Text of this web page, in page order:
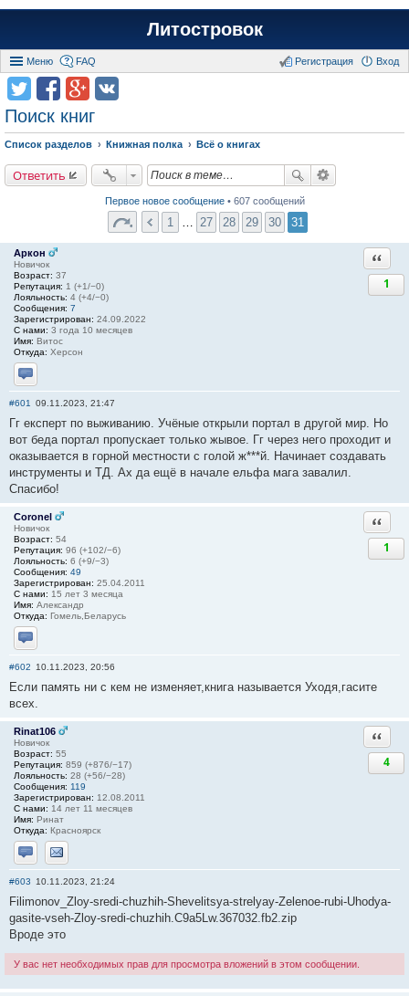
Литостровок
Меню FAQ Вход
Регистрация
Поиск книг
Список разделов Книжная полка Всё о книгах
Ответить
Первое новое сообщение• 607 сообщений
1 27 28 29 30 31
Аркон
Новичок
Возраст: 37
Репутация: 1 (+1/−0)
Лояльность: 4 (+4/−0)
Сообщения: 7
Зарегистрирован: 24.09.2022
С нами: 3 года 10 месяцев
Имя: Витос
Откуда: Херсон
Отправить личное сообщение
1
#601 09.11.2023, 21:47
Гг експерт по выживанию. Учёные открыли портал в другой мир. Но
вот беда портал пропускает только жывое. Гг через него проходит и
оказывается в горной местности с голой ж***й. Начинает создавать
инструменты и ТД. Ах да ещё в начале ельфа мага завалил.
Спасибо!
Coronel
Новичок
Возраст: 54
Репутация: 96 (+102/−6)
Лояльность: 6 (+9/−3)
Сообщения: 49
Зарегистрирован: 25.04.2011
С нами: 15 лет 3 месяца
Имя: Александр
Откуда: Гомель,Беларусь
Отправить личное сообщение
1
#602 10.11.2023, 20:56
Если память ни с кем не изменяет,книга называется Уходя,гасите
всех.
Rinat106
Новичок
Возраст: 55
Репутация: 859 (+876/−17)
Лояльность: 28 (+56/−28)
Сообщения: 119
Зарегистрирован: 12.08.2011
С нами: 14 лет 11 месяцев
Имя: Ринат
Откуда: Красноярск
Отправить личное сообщение
Отправить email
4
#603 10.11.2023, 21:24
Filimonov_Zloy-sredi-chuzhih-Shevelitsya-strelyay-Zelenoe-rubi-Uhodya-
gasite-vseh-Zloy-sredi-chuzhih.C9a5Lw.367032.fb2.zip
Вроде это
У вас нет необходимых прав для просмотра вложений в этом сообщении.